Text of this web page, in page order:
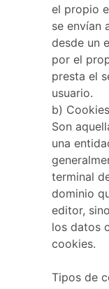
el propio
se envían
desde un
por el
presta el
usuario.
b)
Son
una
terminal
dominio
editor,
los datos
cookies.
Tipos de